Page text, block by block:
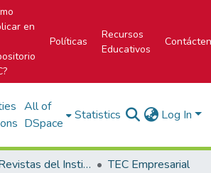
en
Políticas
Recursos
Educativos
All of
DSpace
Statistics Log In
Portal de Revistas del Instituto Tecnológico de Costa Rica
TEC Empresarial